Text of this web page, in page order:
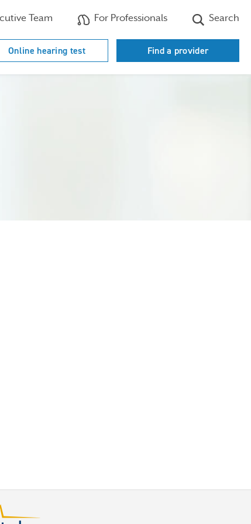
Team For Professionals Search
Online hearing test Find a provider